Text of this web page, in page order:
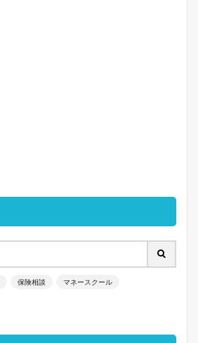
保険相談 マネースクール